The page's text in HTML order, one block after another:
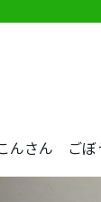
さん ごぼ